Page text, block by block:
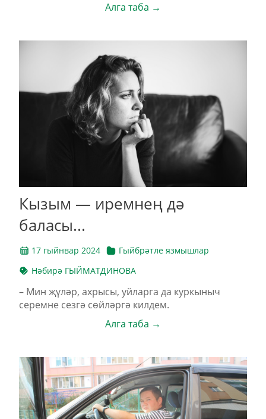
Алга таба →
Кызым — иремнең дә
баласы...
17 гыйнвар 2024
Гыйбрәтле язмышлар
Нәбирә ГЫЙМАТДИНОВА
– Мин җүләр, ахрысы, уйларга да куркыныч
серемне сезгә сөйләргә килдем.
Алга таба →